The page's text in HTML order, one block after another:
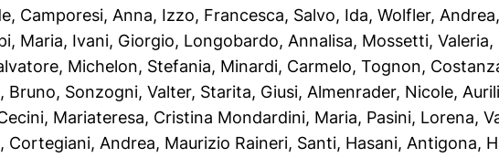
, Camporesi, Anna, Izzo, Francesca, Salvo, Ida,Wolfler, Andrea,
Maria, Ivani, Giorgio, Longobardo, Annalisa, Mossetti, Valeria,
, Michelon, Stefania, Minardi, Carmelo,Tognon,
Bruno, Sonzogni, Valter, Starita, Giusi, Almenrader, Nicole,
Mariateresa, Cristina Mondardini, Maria, Pasini, Lorena,
, Cortegiani, Andrea, Maurizio Raineri, Santi, Hasani, Antigona,